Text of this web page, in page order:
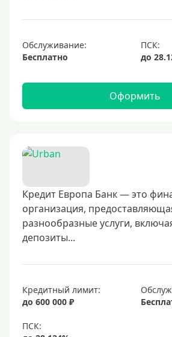
Безлимитные
Тип карты
Mastercard
Visa Classic
Мир
Премиум
Platinum
Золотые
Черные
Обслуживание:
Бесплатно
Оформить
Кредит Европа Банк — это
организация,
разнообразные услуги,
депозиты...
Кредитный лимит:
до 600 000 ₽